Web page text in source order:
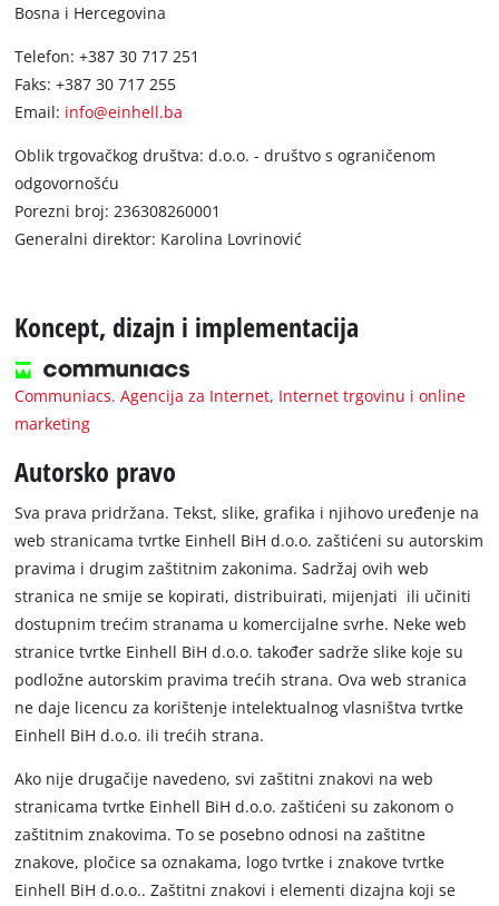
Bosna i Hercegovina
Telefon: +387 30 717 251
Faks: +387 30 717 255
Email: info@einhell.ba
Oblik trgovačkog društva: d.o.o. - društvo s ograničenom
odgovornošću
Porezni broj: 236308260001
Generalni direktor: Karolina Lovrinović
Koncept, dizajn i implementacija
Communiacs. Agencija za Internet, Internet trgovinu i online
marketing
Autorsko pravo
Sva prava pridržana. Tekst, slike, grafika i njihovo uređenje na
web stranicama tvrtke Einhell BiH d.o.o. zaštićeni su autorskim
pravima i drugim zaštitnim zakonima. Sadržaj ovih web
stranica ne smije se kopirati, distribuirati, mijenjati ili učiniti
dostupnim trećim stranama u komercijalne svrhe. Neke web
stranice tvrtke Einhell BiH d.o.o. također sadrže slike koje su
podložne autorskim pravima trećih strana. Ova web stranica
ne daje licencu za korištenje intelektualnog vlasništva tvrtke
Einhell BiH d.o.o. ili trećih strana.
Ako nije drugačije navedeno, svi zaštitni znakovi na web
stranicama tvrtke Einhell BiH d.o.o. zaštićeni su zakonom o
zaštitnim znakovima. To se posebno odnosi na zaštitne
znakove, pločice sa oznakama, logo tvrtke i znakove tvrtke
Einhell BiH d.o.o.. Zaštitni znakovi i elementi dizajna koji se